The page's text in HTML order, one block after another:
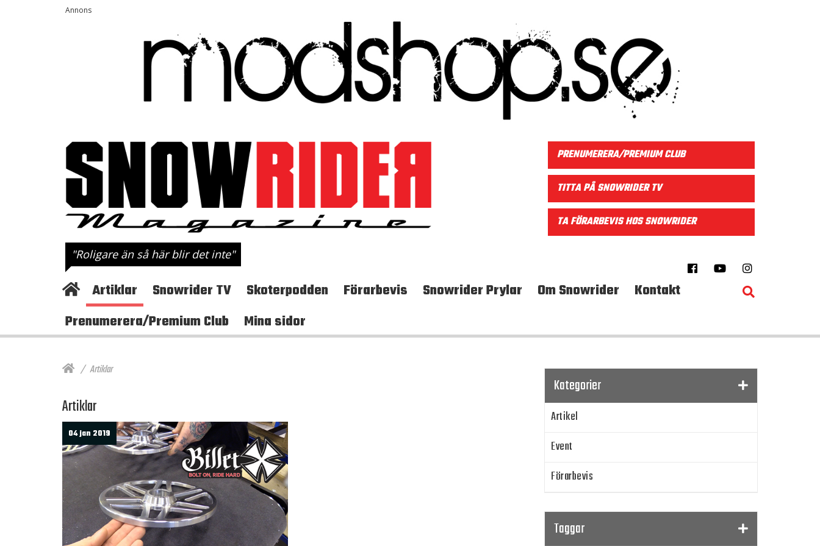
PRENUMERERA/PREMIUM CLUB
TITTA PÅ SNOWRIDER TV
TA FÖRARBEVIS HOS SNOWRIDER
"Roligare än så här blir det inte"
Artiklar Snowrider TV Skoterpodden Förarbevis Snowrider Prylar Om Snowrider
Kontakt
Prenumerera/Premium Club
Mina sidor
Artiklar
Artiklar
04 jan 2019
Kategorier
Artikel
Event
Förarbevis
SnowRider TV
Taggar